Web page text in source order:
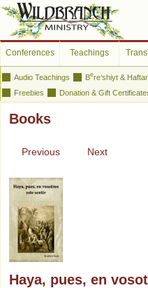
Conferences Teachings
Audio Teachings Bere’shiyt &
Freebies
Donation & Gift
Books
Previous Next
Haya, pues, en